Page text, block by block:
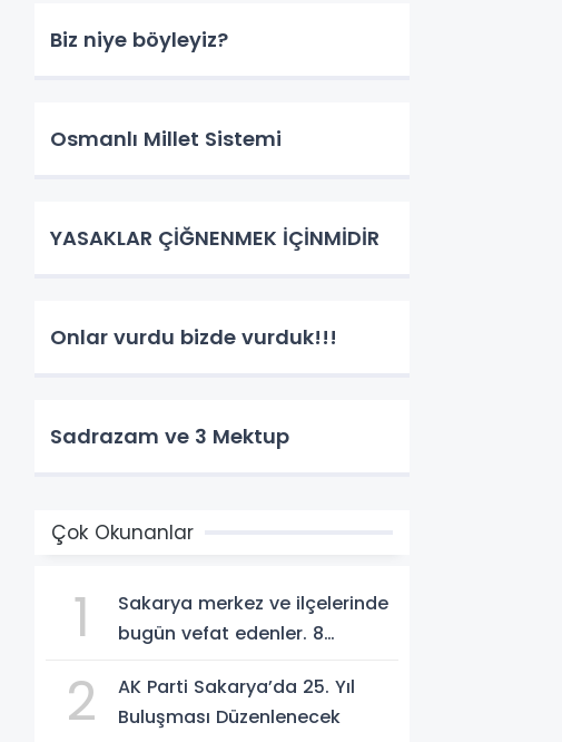
Biz niye böyleyiz?
Osmanlı Millet Sistemi
YASAKLAR ÇİĞNENMEK İÇİNMİDİR
Onlar vurdu bizde vurduk!!!
Sadrazam ve 3 Mektup
Çok Okunanlar
1
Sakarya merkez ve ilçelerinde
bugün vefat edenler. 8
2
AK Parti Sakarya’da 25. Yıl
Buluşması Düzenlenecek